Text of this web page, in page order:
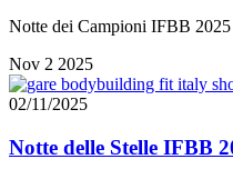
Notte dei Campioni IFBB
Nov 2 2025
02/11/2025
Notte delle Stelle IFBB